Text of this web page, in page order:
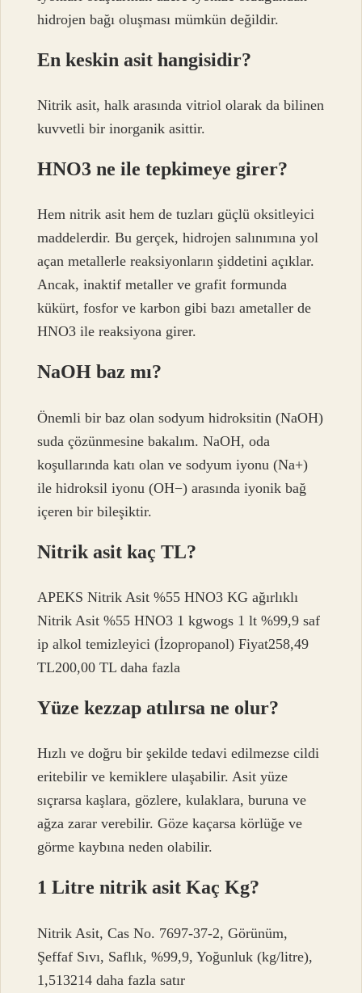
hidrojen bağı oluşması mümkün değildir.
En keskin asit hangisidir?
Nitrik asit, halk arasında vitriol olarak da bilinen
kuvvetli bir inorganik asittir.
HNO3 ne ile tepkimeye girer?
Hem nitrik asit hem de tuzları güçlü oksitleyici
maddelerdir. Bu gerçek, hidrojen salınımına yol
açan metallerle reaksiyonların şiddetini açıklar.
Ancak, inaktif metaller ve grafit formunda
kükürt, fosfor ve karbon gibi bazı ametaller de
HNO3 ile reaksiyona girer.
NaOH baz mı?
Önemli bir baz olan sodyum hidroksitin (NaOH)
suda çözünmesine bakalım. NaOH, oda
koşullarında katı olan ve sodyum iyonu (Na+)
ile hidroksil iyonu (OH−) arasında iyonik bağ
içeren bir bileşiktir.
Nitrik asit kaç TL?
APEKS Nitrik Asit %55 HNO3 KG ağırlıklı
Nitrik Asit %55 HNO3 1 kgwogs 1 lt %99,9 saf
ip alkol temizleyici (İzopropanol) Fiyat258,49
TL200,00 TL daha fazla
Yüze kezzap atılırsa ne olur?
Hızlı ve doğru bir şekilde tedavi edilmezse cildi
eritebilir ve kemiklere ulaşabilir. Asit yüze
sıçrarsa kaşlara, gözlere, kulaklara, buruna ve
ağza zarar verebilir. Göze kaçarsa körlüğe ve
görme kaybına neden olabilir.
1 Litre nitrik asit Kaç Kg?
Nitrik Asit, Cas No. 7697-37-2, Görünüm,
Şeffaf Sıvı, Saflık, %99,9, Yoğunluk (kg/litre),
1,513214 daha fazla satır